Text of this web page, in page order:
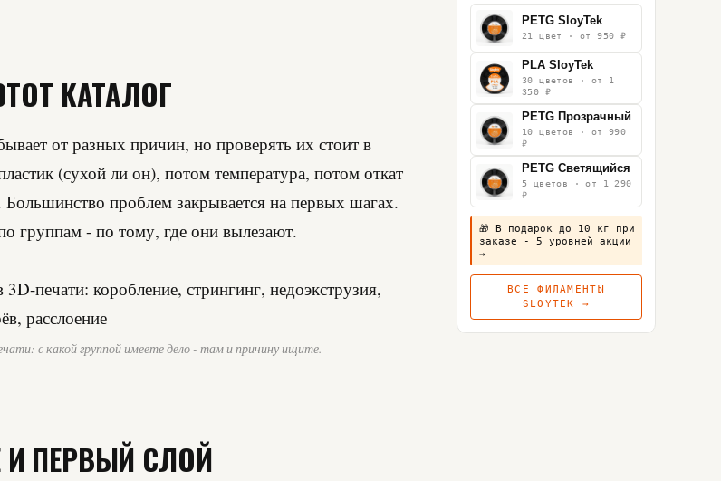
КАТАЛОГ
от разных причин, но проверять их стоит в
(сухой ли он), потом температура, потом откат
Большинство проблем закрывается на первых шагах.
группам - по тому, где они вылезают.
с какой группой имеете дело - там и причину ищите.
ПЕРВЫЙ СЛОЙ
PETG SloyTek
21 цвет · от 950 ₽
PLA SloyTek
30 цветов · от 1
350 ₽
PETG Прозрачный
10 цветов · от 990
₽
PETG Светящийся
5 цветов · от 1 290
₽
🎁 В подарок до 10 кг при
заказе - 5 уровней акции
→
ВСЕ ФИЛАМЕНТЫ
SLOYTEK →